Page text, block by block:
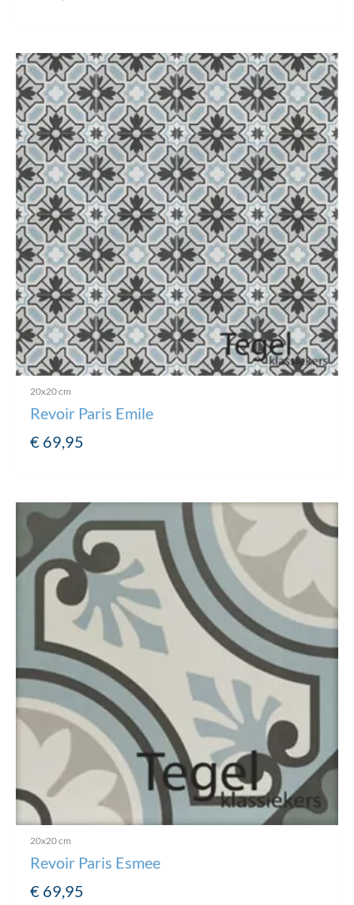
20x20 cm
Revoir Paris Emile
€ 69,95
20x20 cm
Revoir Paris Esmee
€ 69,95